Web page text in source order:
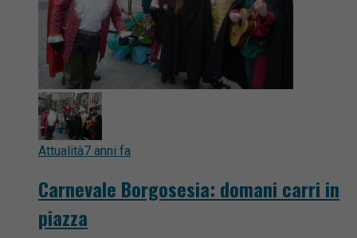
Attualità7 anni fa
Carnevale Borgosesia: domani carri in
piazza